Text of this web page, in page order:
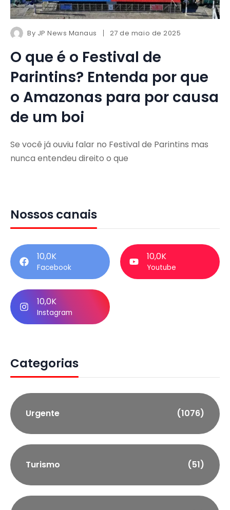
By JP News Manaus 27 de maio de 2025
O que é o Festival de
Parintins? Entenda por que
o Amazonas para por causa
de um boi
Se você já ouviu falar no Festival de Parintins mas
nunca entendeu direito o que
Nossos canais
10,0K
Facebook
10,0K
Youtube
10,0K
Instagram
Categorias
Urgente (1076)
Turismo (51)